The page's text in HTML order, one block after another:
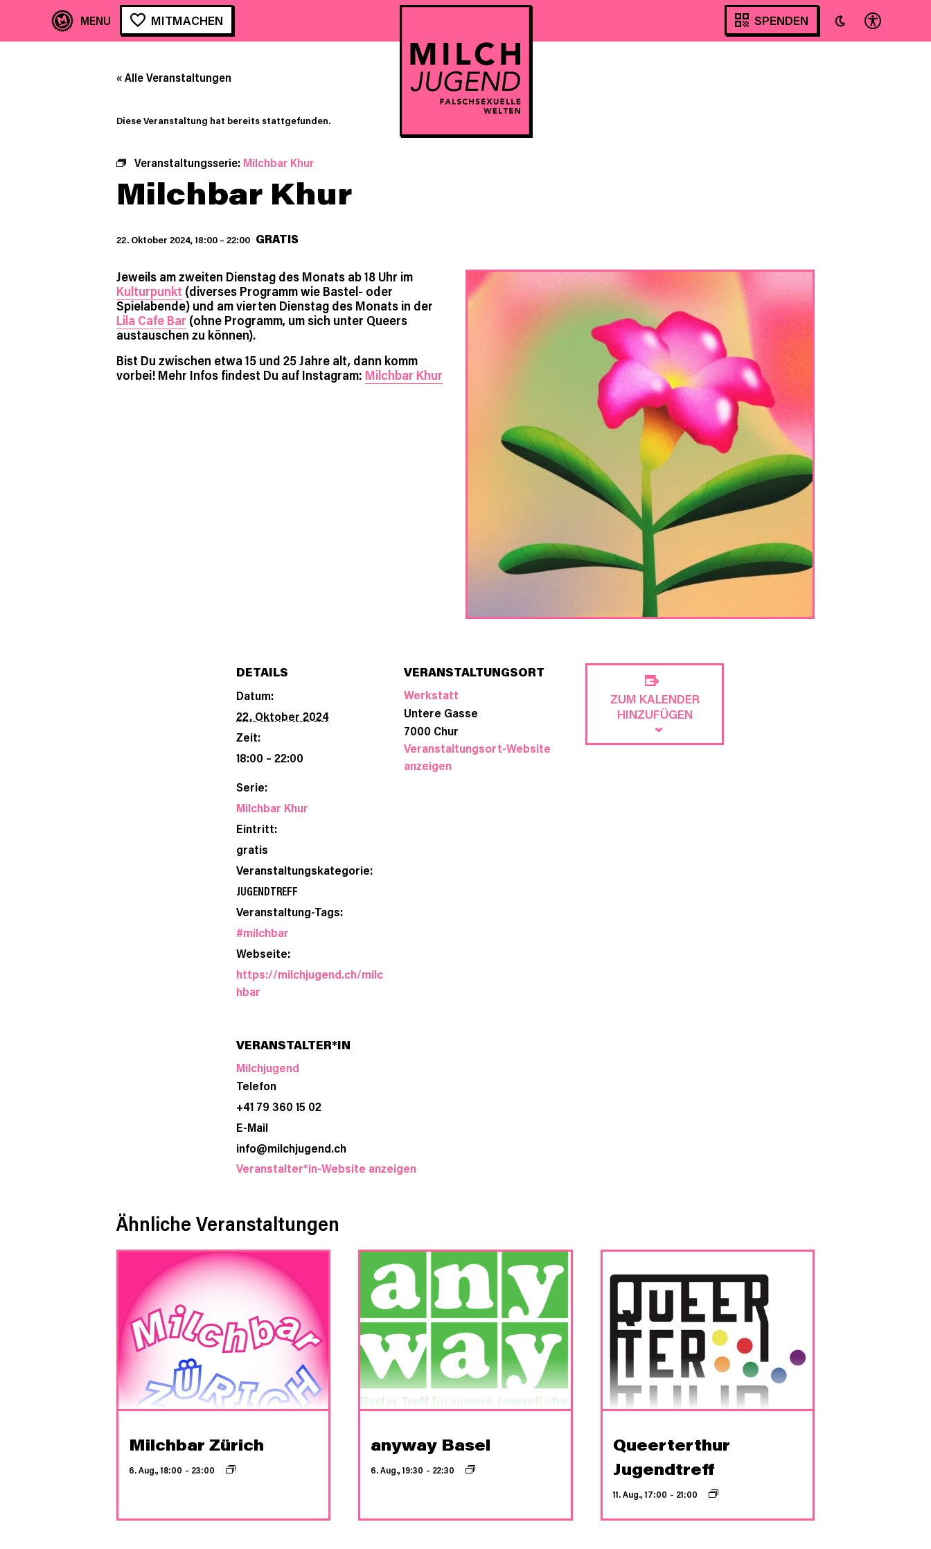
MITMACHEN SPENDEN
« Alle Veranstaltungen
Diese Veranstaltung hat bereits stattgefunden.
Veranstaltungsserie: Milchbar Khur
Milchbar Khur
22. Oktober 2024, 18:00 – 22:00 GRATIS
Jeweils am zweiten Dienstag des Monats ab 18 Uhr im
Kulturpunkt (diverses Programm wie Bastel- oder
Spielabende) und am vierten Dienstag des Monats in der
Lila Cafe Bar (ohne Programm, um sich unter Queers
austauschen zu können).
Bist Du zwischen etwa 15 und 25 Jahre alt, dann komm
vorbei! Mehr Infos findest Du auf Instagram: Milchbar Khur
ZUM KALENDER
HINZUFÜGEN
DETAILS
Datum:
22. Oktober 2024
Zeit:
18:00 – 22:00
Serie:
Milchbar Khur
Eintritt:
gratis
Veranstaltungskategorie:
JUGENDTREFF
Veranstaltung-Tags:
#milchbar
Webseite:
https://milchjugend.ch/milc
hbar
VERANSTALTUNGSORT
Werkstatt
Untere Gasse
7000 Chur
Veranstaltungsort-Website
anzeigen
VERANSTALTER*IN
Milchjugend
Telefon
+41 79 360 15 02
E-Mail
info@milchjugend.ch
Veranstalter*in-Website anzeigen
Ähnliche Veranstaltungen
Milchbar Zürich
6. Aug., 18:00 – 23:00
anyway Basel
6. Aug., 19:30 – 22:30
Queerterthur
Jugendtreff
11. Aug., 17:00 – 21:00